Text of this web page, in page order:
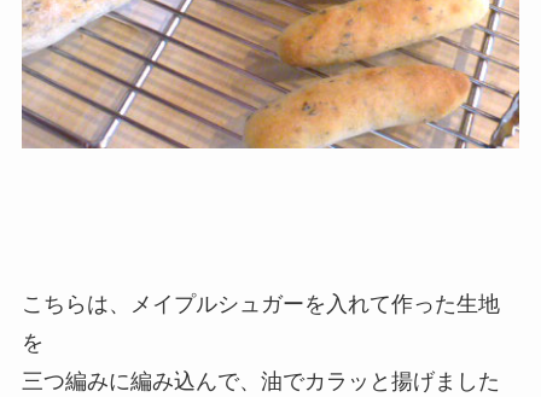
こちらは、メイプルシュガーを入れて作った生地
を
三つ編みに編み込んで、油でカラッと揚げました